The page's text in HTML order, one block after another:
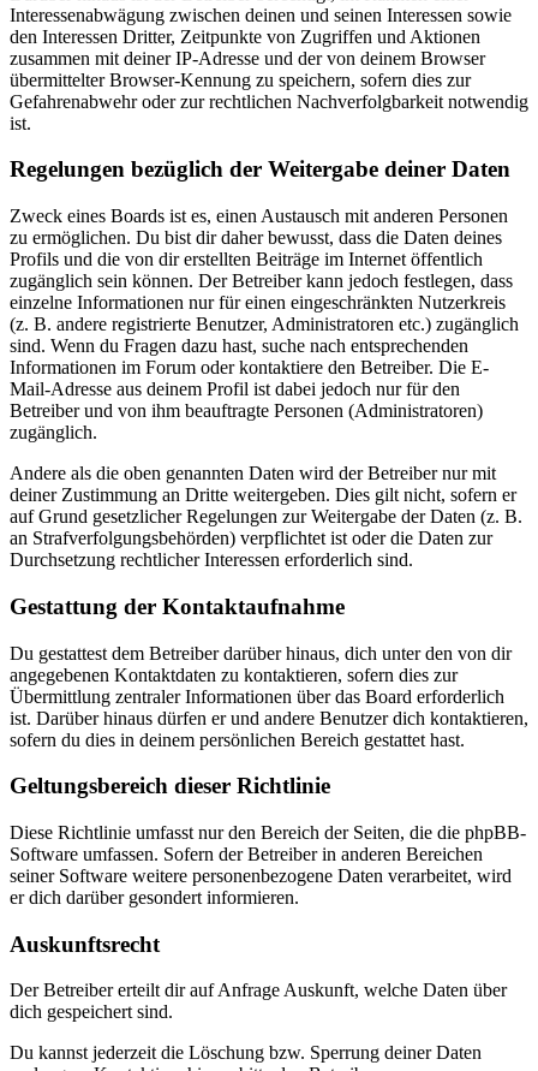
Interessenabwägung zwischen deinen und seinen Interessen sowie
den Interessen Dritter, Zeitpunkte von Zugriffen und Aktionen
zusammen mit deiner IP-Adresse und der von deinem Browser
übermittelter Browser-Kennung zu speichern, sofern dies zur
Gefahrenabwehr oder zur rechtlichen Nachverfolgbarkeit notwendig
ist.
Regelungen bezüglich der Weitergabe deiner Daten
Zweck eines Boards ist es, einen Austausch mit anderen Personen
zu ermöglichen. Du bist dir daher bewusst, dass die Daten deines
Profils und die von dir erstellten Beiträge im Internet öffentlich
zugänglich sein können. Der Betreiber kann jedoch festlegen, dass
einzelne Informationen nur für einen eingeschränkten Nutzerkreis
(z. B. andere registrierte Benutzer, Administratoren etc.) zugänglich
sind. Wenn du Fragen dazu hast, suche nach entsprechenden
Informationen im Forum oder kontaktiere den Betreiber. Die E-
Mail-Adresse aus deinem Profil ist dabei jedoch nur für den
Betreiber und von ihm beauftragte Personen (Administratoren)
zugänglich.
Andere als die oben genannten Daten wird der Betreiber nur mit
deiner Zustimmung an Dritte weitergeben. Dies gilt nicht, sofern er
auf Grund gesetzlicher Regelungen zur Weitergabe der Daten (z. B.
an Strafverfolgungsbehörden) verpflichtet ist oder die Daten zur
Durchsetzung rechtlicher Interessen erforderlich sind.
Gestattung der Kontaktaufnahme
Du gestattest dem Betreiber darüber hinaus, dich unter den von dir
angegebenen Kontaktdaten zu kontaktieren, sofern dies zur
Übermittlung zentraler Informationen über das Board erforderlich
ist. Darüber hinaus dürfen er und andere Benutzer dich kontaktieren,
sofern du dies in deinem persönlichen Bereich gestattet hast.
Geltungsbereich dieser Richtlinie
Diese Richtlinie umfasst nur den Bereich der Seiten, die die phpBB-
Software umfassen. Sofern der Betreiber in anderen Bereichen
seiner Software weitere personenbezogene Daten verarbeitet, wird
er dich darüber gesondert informieren.
Auskunftsrecht
Der Betreiber erteilt dir auf Anfrage Auskunft, welche Daten über
dich gespeichert sind.
Du kannst jederzeit die Löschung bzw. Sperrung deiner Daten